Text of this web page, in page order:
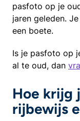
pasfoto op je
jaren geleden.
een boete.
Is je pasfoto op
al te oud, dan
Hoe krijg
rijbewijs